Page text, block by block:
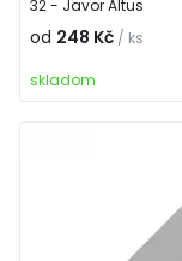
32 - Javor Altus
od 248 Kč / ks
skladom